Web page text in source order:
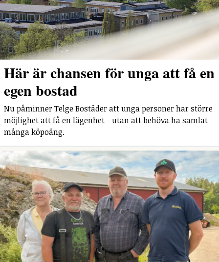
Här är chansen för unga att få en
egen bostad
Nu påminner Telge Bostäder att unga personer har större
möjlighet att få en lägenhet - utan att behöva ha samlat
många köpoäng.